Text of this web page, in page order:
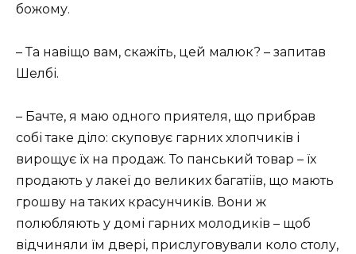
божому.
– Та навіщо вам, скажіть, цей малюк? – запитав
Шелбі.
– Бачте, я маю одного приятеля, що прибрав
собі таке діло: скуповує гарних хлопчиків і
вирощує їх на продаж. То панський товар – їх
продають у лакеї до великих багатіїв, що мають
грошву на таких красунчиків. Вони ж
полюбляють у домі гарних молодиків – щоб
відчиняли їм двері, прислуговували коло столу,